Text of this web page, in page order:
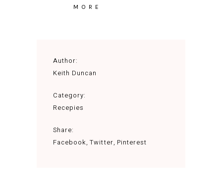
MORE
Author:
Keith Duncan
Category:
Recepies
Share:
Facebook Twitter Pinterest